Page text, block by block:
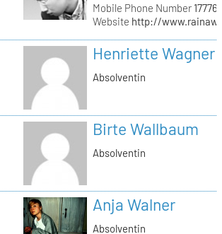
Mobile Phone Number
Website http://
Henriette Wagner
Absolventin
Birte Wallbaum
Absolventin
Anja Walner
Absolventin